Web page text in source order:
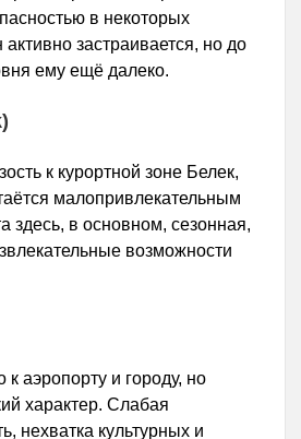
в некоторых
застраивается, но до
ему ещё далеко.
к курортной зоне Белек,
малопривлекательным
здесь, в основном, сезонная,
возможности
к аэропорту и городу, но
характер. Слабая
нехватка культурных и